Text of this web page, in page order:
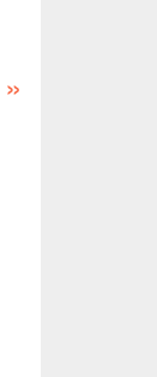
»